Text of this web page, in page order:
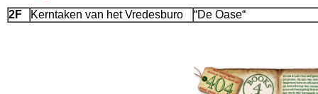
2F Kerntaken van het Vredesburo “De Oase“